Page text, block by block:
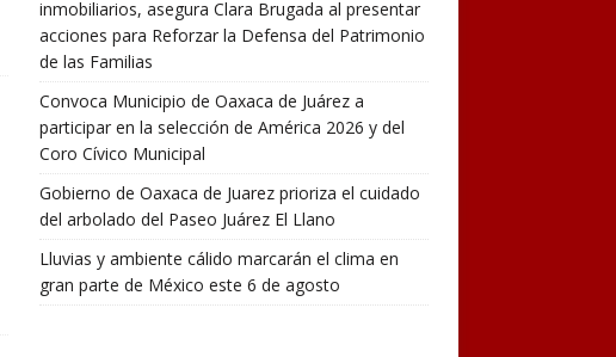
inmobiliarios, asegura Clara Brugada al presentar
acciones para Reforzar la Defensa del Patrimonio
de las Familias
Convoca Municipio de Oaxaca de Juárez a
participar en la selección de América 2026 y del
Coro Cívico Municipal
Gobierno de Oaxaca de Juarez prioriza el cuidado
del arbolado del Paseo Juárez El Llano
Lluvias y ambiente cálido marcarán el clima en
gran parte de México este 6 de agosto